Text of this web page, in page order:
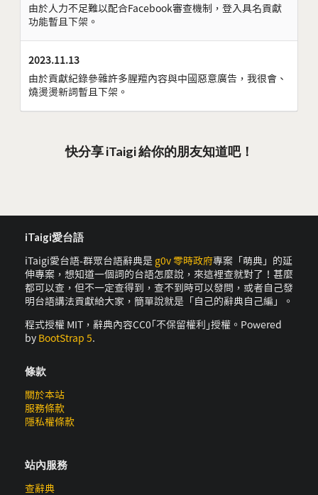
由於人力不足難以配合Facebook審查機制，登入具名貢獻
功能暫且下架。
2023.11.13
由於貢獻紀錄參雜許多腥羶內容與中國惡意廣告，我很會、
燒燙燙新詞暫且下架。
快分享 iTaigi 給你的朋友知道吧！
iTaigi愛台語
iTaigi愛台語-群眾台語辭典是 g0v 零時政府專案「萌典」的延
伸專案，想知道一個詞的台語怎麼說，來這裡查就對了！甚麼
都可以查，但不一定查得到，查不到時可以發問，或者自己發
明台語講法貢獻給大家，簡單說就是「自己的辭典自己編」。
程式授權 MIT，辭典內容CC0｢不保留權利｣授權。Powered
by BootStrap 5.
條款
關於本站
服務條款
隱私權條款
站內服務
查辭典